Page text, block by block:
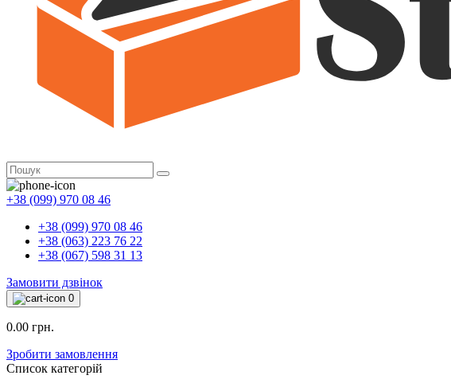
+38 (099) 970 08 46
+38 (099) 970 08 46
+38 (063) 223 76 22
+38 (067) 598 31 13
Замовити дзвінок
0
0.00 грн.
Зробити замовлення
Список категорій